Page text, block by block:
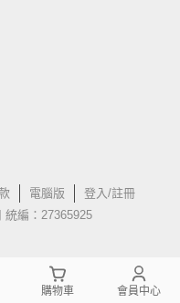
電腦版
登入/註冊
統編：27365925
購物車 會員中心